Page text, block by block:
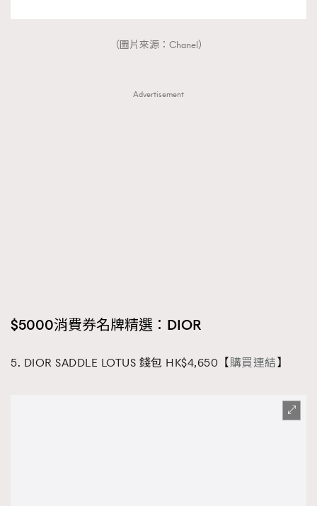
（圖片來源：Chanel）
Advertisement
$5000消費券名牌精選： DIOR
5. DIOR SADDLE LOTUS 錢包 HK$4,650【購買連結】